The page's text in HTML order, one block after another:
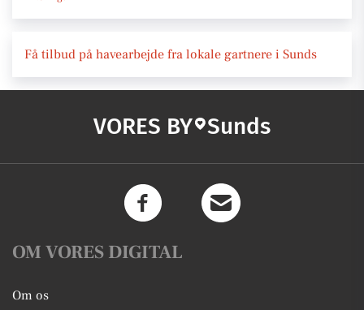
Få tilbud på havearbejde fra lokale gartnere i Sunds
VORES BY Sunds
OM VORES DIGITAL
Om os